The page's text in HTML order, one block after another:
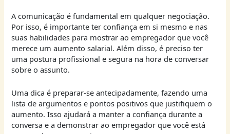
A comunicação é fundamental em qualquer negociação.
Por isso, é importante ter confiança em si mesmo e nas
suas habilidades para mostrar ao empregador que você
merece um aumento salarial. Além disso, é preciso ter
uma postura profissional e segura na hora de conversar
sobre o assunto.
Uma dica é preparar-se antecipadamente, fazendo uma
lista de argumentos e pontos positivos que justifiquem o
aumento. Isso ajudará a manter a confiança durante a
conversa e a demonstrar ao empregador que você está